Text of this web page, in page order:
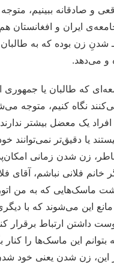
و صادقانه ببینیم،
ایران و افغانستان هم
ـ شدنِ زن بوده که به
و می‌دهد.
که طالبان یا جمهوری
نگاه کنیم، متوجه
افراد یک معضل بیشتر
یا دقیق‌تر نمی‌توانند
زن شدن زمانی
خانم فلانی نباشم، آقای
ماسک‌هایی که به من
این می‌شوند که با
داشتن ارتباط برقرار
بتوانم این ماسک‌ها را
این، زن شدن یعنی خود